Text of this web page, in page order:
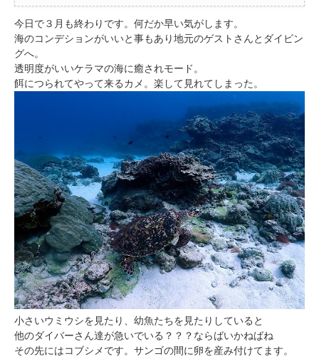
今日で３月も終わりです。何だか早い気がします。
海のコンデションがいいと事もあり地元のゲストさんとダイビン
グへ。
透明度がいいケラマの海に癒されモード。
餌につられてやって来るカメ。楽して見れてしまった。
小さいウミウシを見たり、幼魚たちを見たりしていると
他のダイバーさん達が急いでいる？？？ならばいかねばね
その先にはコブシメです。サンゴの間に卵を産み付けてます。